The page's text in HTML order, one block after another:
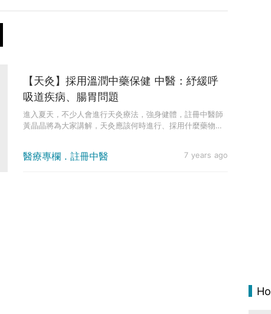
醫療專欄．註冊中醫 7 years ago
【天灸】採用溫潤中藥保健 中醫：紓緩呼
吸道疾病、腸胃問題
進入夏天，不少人會進行天灸療法，強身健體，註冊中醫師
黃晶晶將為大家講解，天灸應該何時進行、採用什麼藥物。